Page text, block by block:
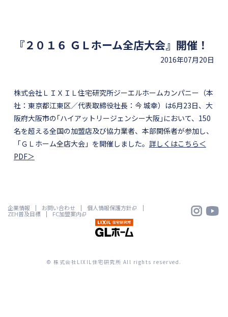
『２０１６ ＧＬホーム全店大会』開催！
2016年07月20日
株式会社ＬＩＸＩＬ住宅研究所ジーエルホームカンパニー（本
社：東京都江東区／代表取締役社長：今 城幸）は6月23日、大
阪府大阪市の｢ハイアットリージェンシー大阪｣において、150
名を超える全国の加盟店及び協力業者、本部関係者が参加し、
「ＧＬホーム全店大会」を開催しました。 詳しくはこちら＜
PDF＞
 
企業情報 お問い合わせ 個人情報保護方針
ZEH普及目標 FC加盟案内
© 株式会社LIXIL住宅研究所 All rights reserved.